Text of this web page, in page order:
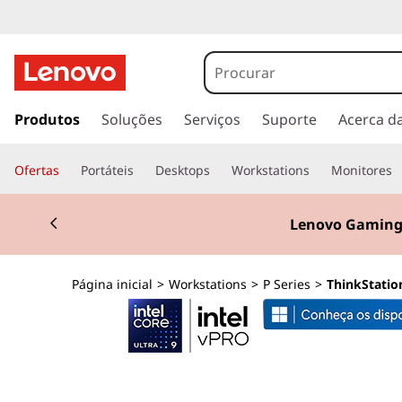
h
n
k
t
a
a
r
r
Produtos Soluções Serviços Suporte Acerca
Ofertas Portáteis Desktops Workstations Monitores
Lenovo
Currently displaying item 2 of 3
Página inicial > Workstations > P Series >